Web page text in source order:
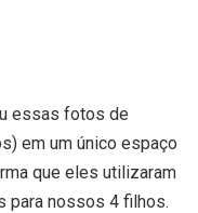
essas fotos de
em um único espaço
que eles utilizaram
para nossos 4 filhos.